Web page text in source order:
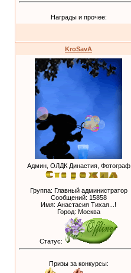
Награды и прочее:
KroSavA
Админ, ОЛДК Династия, Фотограф
Группа: Главный администратор
Сообщений: 15858
Имя: Анастасия Тихая...!
Город: Москва
Статус:
Призы за конкурсы: